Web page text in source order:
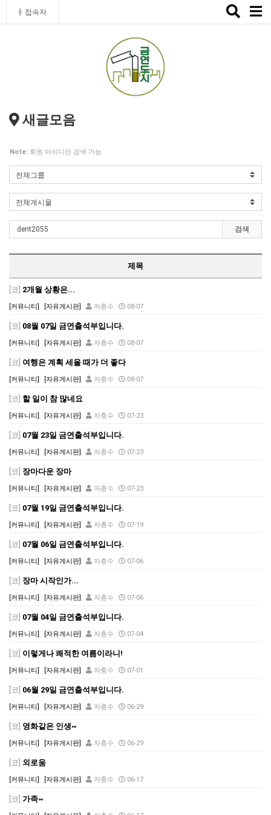
접속자
Toggle
새글모음
Note: 회원 아이디만 검색 가능
검색
제목
[코] 2개월 상황은...
[커뮤니티] [자유게시판] 자충수 08-07
[코] 08월 07일 금연출석부입니다.
[커뮤니티] [자유게시판] 자충수 08-07
[코] 여행은 계획 세울 때가 더 좋다
[커뮤니티] [자유게시판] 자충수 08-07
[코] 할 일이 참 많네요
[커뮤니티] [자유게시판] 자충수 07-23
[코] 07월 23일 금연출석부입니다.
[커뮤니티] [자유게시판] 자충수 07-23
[코] 장마다운 장마
[커뮤니티] [자유게시판] 자충수 07-23
[코] 07월 19일 금연출석부입니다.
[커뮤니티] [자유게시판] 자충수 07-19
[코] 07월 06일 금연출석부입니다.
[커뮤니티] [자유게시판] 자충수 07-06
[코] 장마 시작인가...
[커뮤니티] [자유게시판] 자충수 07-06
[코] 07월 04일 금연출석부입니다.
[커뮤니티] [자유게시판] 자충수 07-04
[코] 이렇게나 쾌적한 여름이라니!
[커뮤니티] [자유게시판] 자충수 07-01
[코] 06월 29일 금연출석부입니다.
[커뮤니티] [자유게시판] 자충수 06-29
[코] 영화같은 인생~
[커뮤니티] [자유게시판] 자충수 06-29
[코] 외로움
[커뮤니티] [자유게시판] 자충수 06-17
[코] 가족~